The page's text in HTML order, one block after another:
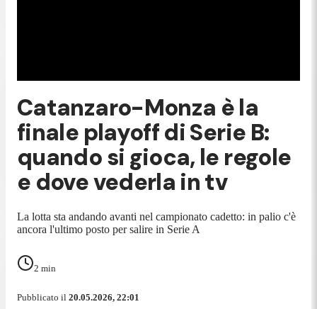
Catanzaro-Monza è la
finale playoff di Serie B:
quando si gioca, le regole
e dove vederla in tv
La lotta sta andando avanti nel campionato cadetto: in palio c'è
ancora l'ultimo posto per salire in Serie A
2 min
Pubblicato il 20.05.2026, 22:01